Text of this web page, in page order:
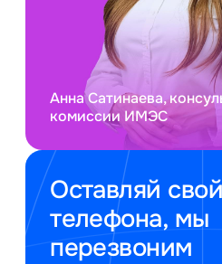
Оставляй
телефона, мы
перезвоним
Анна Сатинаева,
комиссии ИМЭС